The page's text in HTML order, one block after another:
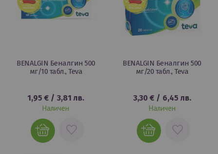
BENALGIN Беналгин 500
мг/10 табл., Teva
1,95 € / 3,81 лв.
Наличен
ДОБАВИ
BENALGIN Беналгин 500
мг/20 табл., Teva
3,30 €/ 6,45 лв.
Наличен
ДОБАВИ